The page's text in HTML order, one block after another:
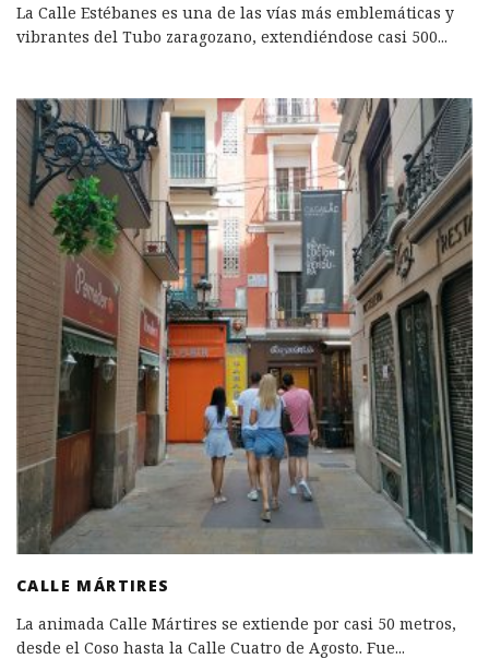
La Calle Estébanes es una de las vías más emblemáticas y
vibrantes del Tubo zaragozano, extendiéndose casi 500...
CALLE MÁRTIRES
La animada Calle Mártires se extiende por casi 50 metros,
desde el Coso hasta la Calle Cuatro de Agosto. Fue...